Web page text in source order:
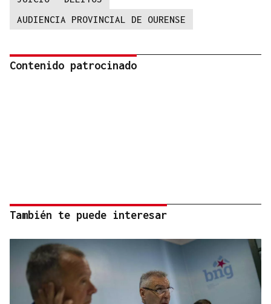
AUDIENCIA PROVINCIAL DE OURENSE
Contenido patrocinado
También te puede interesar